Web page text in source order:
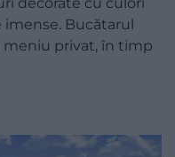
imense. Bucătarul
privat, în timp